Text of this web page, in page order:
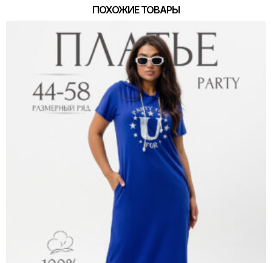
ПОХОЖИЕ ТОВАРЫ